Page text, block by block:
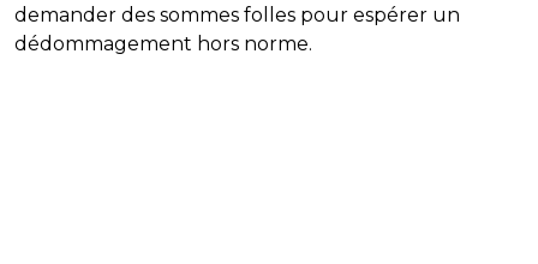
demander des sommes folles pour espérer un
dédommagement hors norme.